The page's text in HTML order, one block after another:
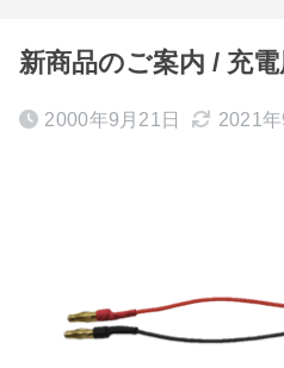
新商品のご案内 / 充
2000年9月21日 2021